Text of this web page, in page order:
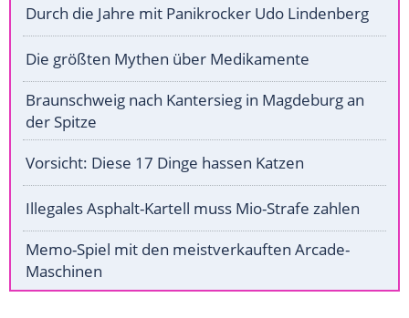
Durch die Jahre mit Panikrocker Udo Lindenberg
Die größten Mythen über Medikamente
Braunschweig nach Kantersieg in Magdeburg an
der Spitze
Vorsicht: Diese 17 Dinge hassen Katzen
Illegales Asphalt-Kartell muss Mio-Strafe zahlen
Memo-Spiel mit den meistverkauften Arcade-
Maschinen